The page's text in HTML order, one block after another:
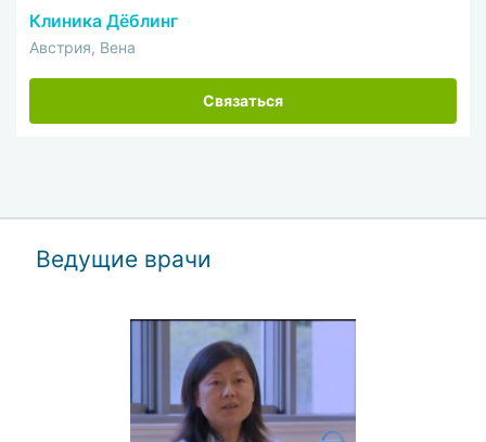
Клиника Дёблинг
Австрия, Вена
Связаться
Ведущие врачи